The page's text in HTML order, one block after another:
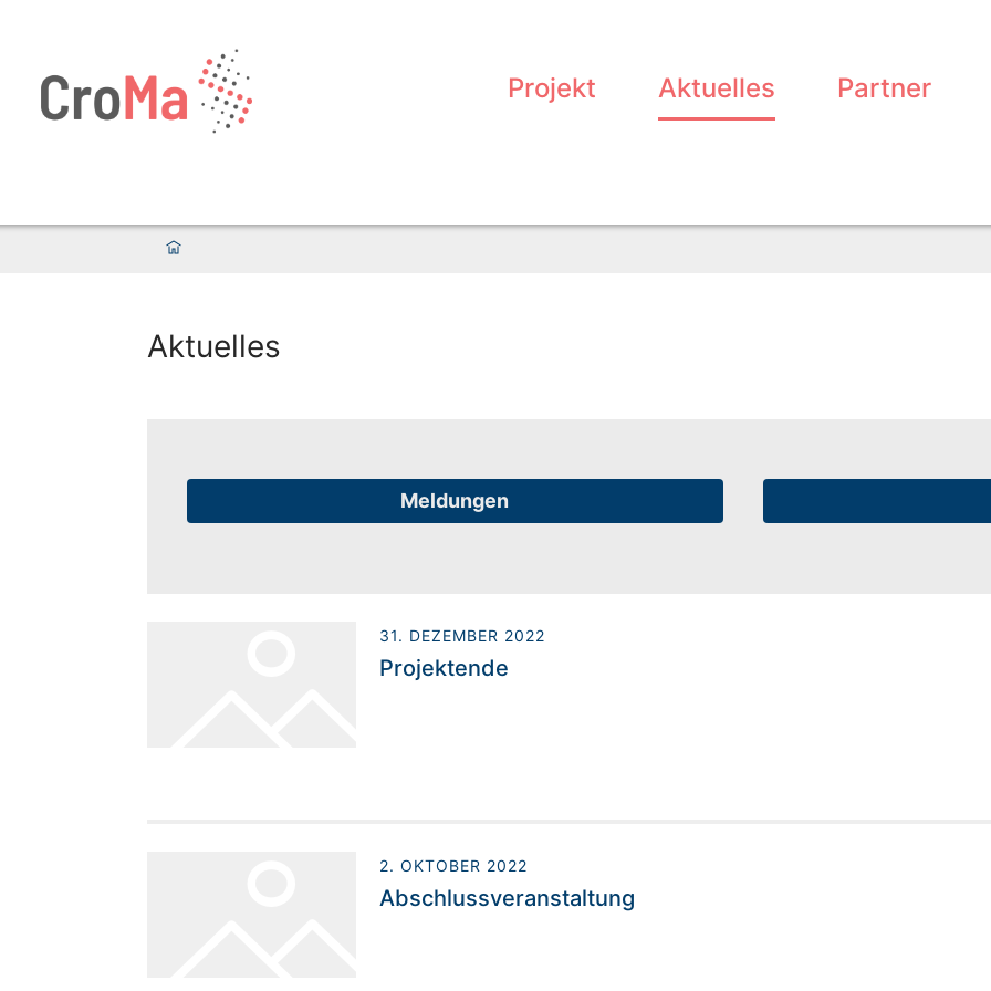
Projekt Aktuelles Partner
Aktuelles
Meldungen
31. DEZEMBER 2022
Projektende
2. OKTOBER 2022
Abschlussveranstaltung